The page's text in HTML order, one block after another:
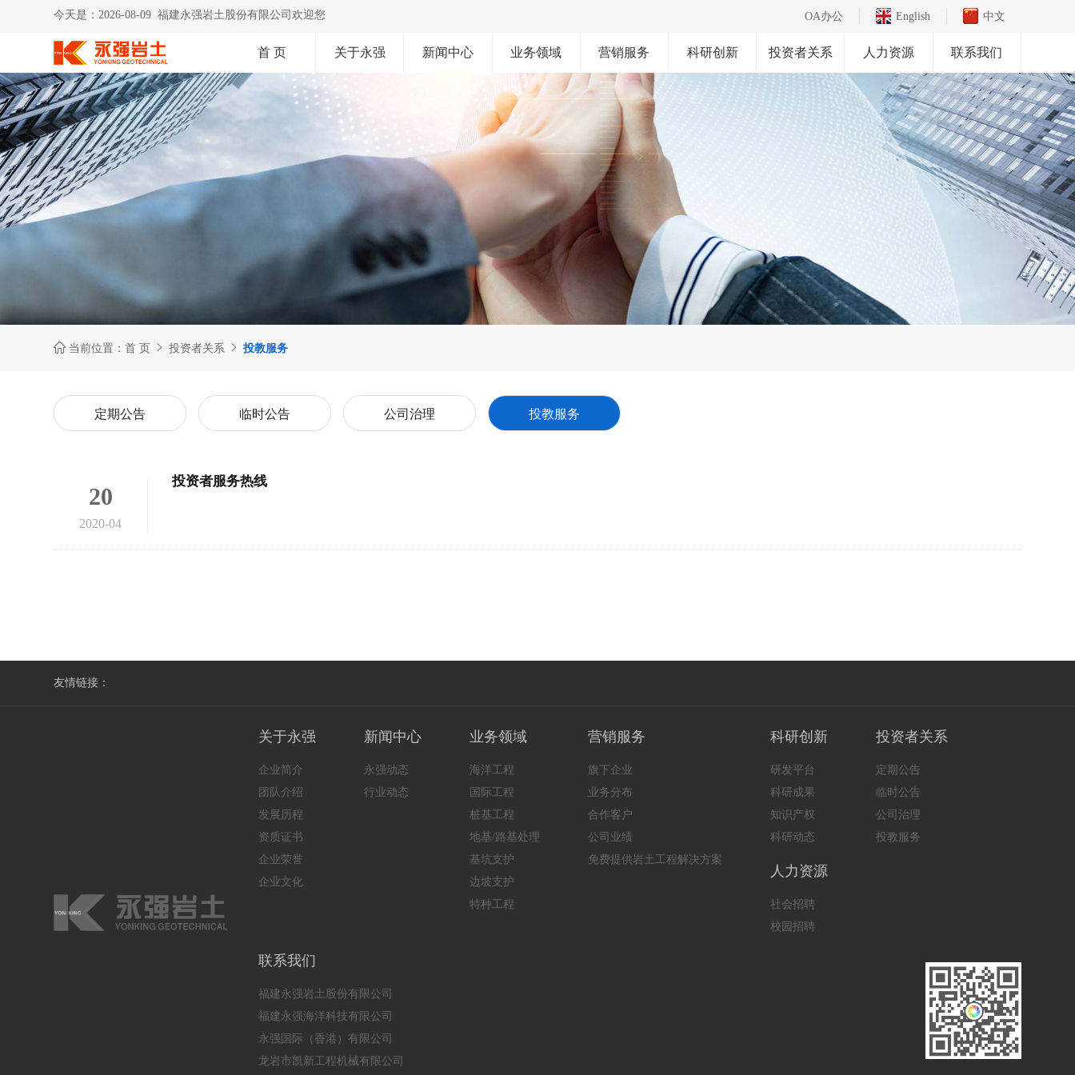
今天是：2026-08-09 福建永强岩土股份有限公司欢迎您 中文
English
OA办公
首 页 关于永强 新闻中心 业务领域 营销服务 科研创新 投资者关系 人力资源 联系我们
 当前位置：首 页  投资者关系  投教服务
定期公告 临时公告 公司治理 投教服务
20
2020-04
投资者服务热线
友情链接：
关于永强
企业简介
团队介绍
发展历程
资质证书
企业荣誉
企业文化
新闻中心
永强动态
行业动态
业务领域
海洋工程
国际工程
桩基工程
地基/路基处理
基坑支护
边坡支护
特种工程
营销服务
旗下企业
业务分布
合作客户
公司业绩
免费提供岩土工程解决方案
科研创新
研发平台
科研成果
知识产权
科研动态
投资者关系
定期公告
临时公告
公司治理
投教服务
人力资源
社会招聘
校园招聘
联系我们
福建永强岩土股份有限公司
福建永强海洋科技有限公司
永强国际（香港）有限公司
龙岩市凯新工程机械有限公司